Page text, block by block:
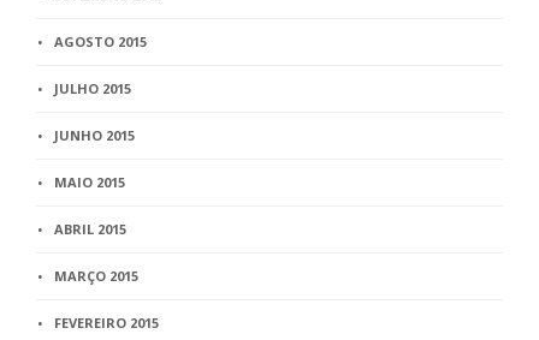
AGOSTO 2015
JULHO 2015
JUNHO 2015
MAIO 2015
ABRIL 2015
MARÇO 2015
FEVEREIRO 2015